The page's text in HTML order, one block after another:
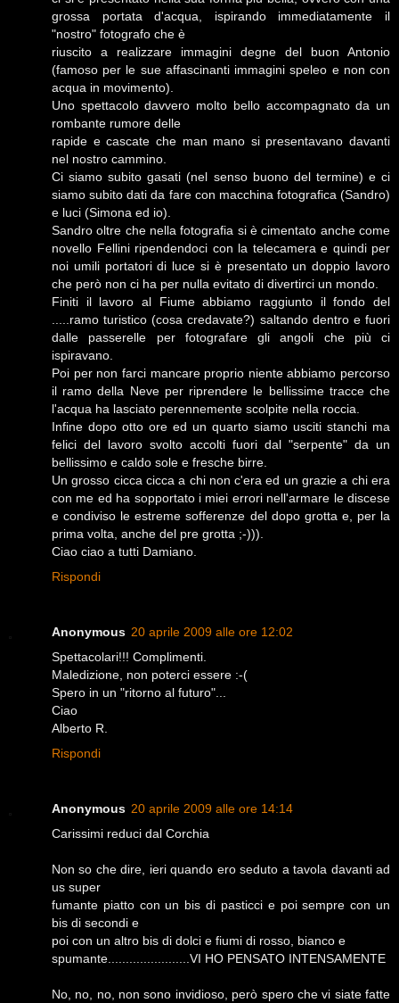
grossa portata d'acqua, ispirando immediatamente il
"nostro" fotografo che è
riuscito a realizzare immagini degne del buon Antonio
(famoso per le sue affascinanti immagini speleo e non con
acqua in movimento).
Uno spettacolo davvero molto bello accompagnato da un
rombante rumore delle
rapide e cascate che man mano si presentavano davanti
nel nostro cammino.
Ci siamo subito gasati (nel senso buono del termine) e ci
siamo subito dati da fare con macchina fotografica (Sandro)
e luci (Simona ed io).
Sandro oltre che nella fotografia si è cimentato anche come
novello Fellini ripendendoci con la telecamera e quindi per
noi umili portatori di luce si è presentato un doppio lavoro
che però non ci ha per nulla evitato di divertirci un mondo.
Finiti il lavoro al Fiume abbiamo raggiunto il fondo del
.....ramo turistico (cosa credavate?) saltando dentro e fuori
dalle passerelle per fotografare gli angoli che più ci
ispiravano.
Poi per non farci mancare proprio niente abbiamo percorso
il ramo della Neve per riprendere le bellissime tracce che
l'acqua ha lasciato perennemente scolpite nella roccia.
Infine dopo otto ore ed un quarto siamo usciti stanchi ma
felici del lavoro svolto accolti fuori dal "serpente" da un
bellissimo e caldo sole e fresche birre.
Un grosso cicca cicca a chi non c'era ed un grazie a chi era
con me ed ha sopportato i miei errori nell'armare le discese
e condiviso le estreme sofferenze del dopo grotta e, per la
prima volta, anche del pre grotta ;-))).
Ciao ciao a tutti Damiano.
Rispondi
Anonymous 20 aprile 2009 alle ore 12:02
Spettacolari!!! Complimenti.
Maledizione, non poterci essere :-(
Spero in un "ritorno al futuro"...
Ciao
Alberto R.
Rispondi
Anonymous 20 aprile 2009 alle ore 14:14
Carissimi reduci dal Corchia
Non so che dire, ieri quando ero seduto a tavola davanti ad
us super
fumante piatto con un bis di pasticci e poi sempre con un
bis di secondi e
poi con un altro bis di dolci e fiumi di rosso, bianco e
spumante.......................VI HO PENSATO INTENSAMENTE
No, no, no, non sono invidioso, però spero che vi siate fatte